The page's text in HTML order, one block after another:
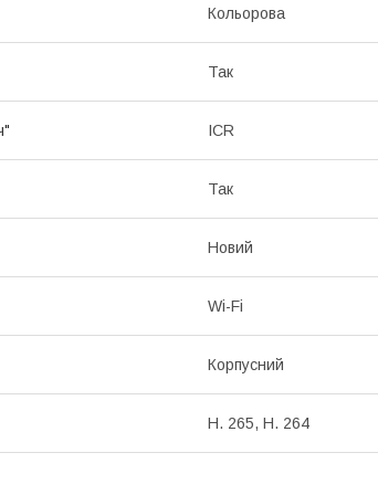
Кольорова
Так
ICR
Так
Новий
Wi-Fi
Корпусний
H. 265, H. 264